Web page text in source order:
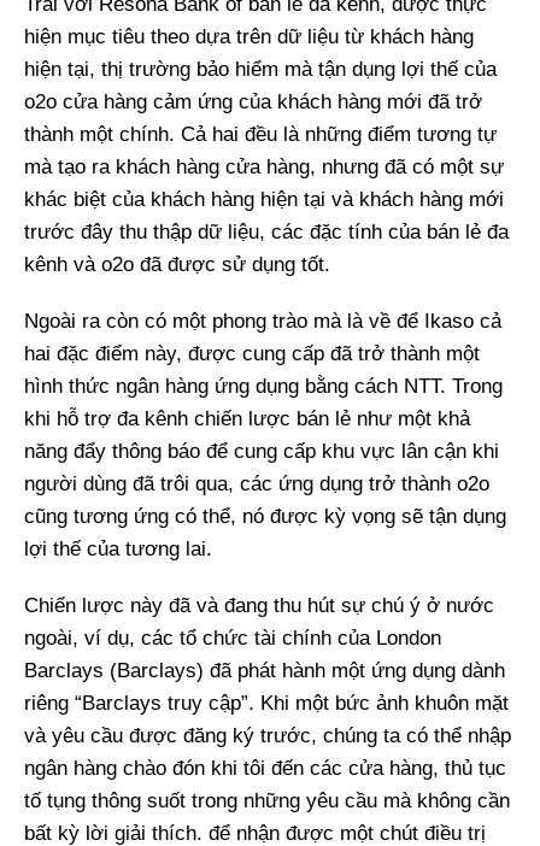
hiện mục tiêu theo dựa trên dữ liệu từ khách hàng
hiện tại, thị trường bảo hiểm mà tận dụng lợi thế của
o2o cửa hàng cảm ứng của khách hàng mới đã trở
thành một chính. Cả hai đều là những điểm tương tự
mà tạo ra khách hàng cửa hàng, nhưng đã có một sự
khác biệt của khách hàng hiện tại và khách hàng mới
trước đây thu thập dữ liệu, các đặc tính của bán lẻ đa
kênh và o2o đã được sử dụng tốt.
Ngoài ra còn có một phong trào mà là về để Ikaso cả
hai đặc điểm này, được cung cấp đã trở thành một
hình thức ngân hàng ứng dụng bằng cách NTT. Trong
khi hỗ trợ đa kênh chiến lược bán lẻ như một khả
năng đẩy thông báo để cung cấp khu vực lân cận khi
người dùng đã trôi qua, các ứng dụng trở thành o2o
cũng tương ứng có thể, nó được kỳ vọng sẽ tận dụng
lợi thế của tương lai.
Chiến lược này đã và đang thu hút sự chú ý ở nước
ngoài, ví dụ, các tổ chức tài chính của London
Barclays (Barclays) đã phát hành một ứng dụng dành
riêng “Barclays truy cập”. Khi một bức ảnh khuôn mặt
và yêu cầu được đăng ký trước, chúng ta có thể nhập
ngân hàng chào đón khi tôi đến các cửa hàng, thủ tục
tố tụng thông suốt trong những yêu cầu mà không cần
bất kỳ lời giải thích. để nhận được một chút điều trị